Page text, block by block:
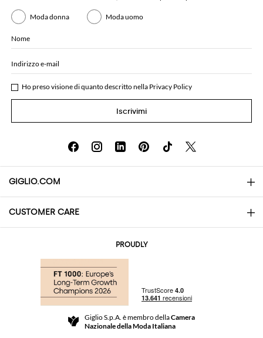
Moda donna Moda uomo
Nome
Indirizzo e-mail
Ho preso visione di quanto descritto nella Privacy Policy
Iscrivimi
GIGLIO.COM
About
Community Store
CUSTOMER CARE
Resi e Rimborsi
Termini e Condizioni di vendita
PROUDLY
Giglio S.p.A. è membro dellaCamera
Nazionale della Moda Italiana